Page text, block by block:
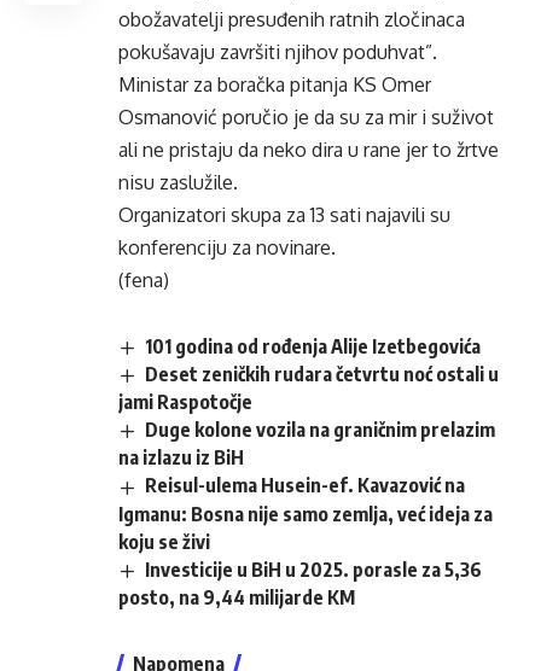
obožavatelji presuđenih ratnih zločinaca
pokušavaju završiti njihov poduhvat”.
Ministar za boračka pitanja KS Omer
Osmanović poručio je da su za mir i suživot
ali ne pristaju da neko dira u rane jer to žrtve
nisu zaslužile.
Organizatori skupa za 13 sati najavili su
konferenciju za novinare.
(fena)
101 godina od rođenja Alije Izetbegovića
Deset zeničkih rudara četvrtu noć ostali u
jami Raspotočje
Duge kolone vozila na graničnim prelazim
na izlazu iz BiH
Reisul-ulema Husein-ef. Kavazović na
Igmanu: Bosna nije samo zemlja, već ideja za
koju se živi
Investicije u BiH u 2025. porasle za 5,36
posto, na 9,44 milijarde KM
Napomena